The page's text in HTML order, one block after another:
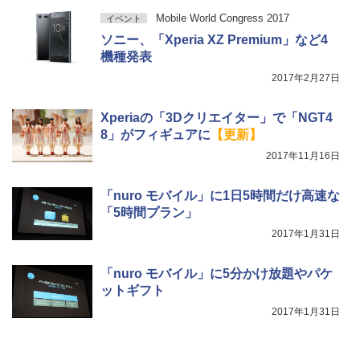
イベント Mobile World Congress 2017
ソニー、「Xperia XZ Premium」など4
機種発表
2017年2月27日
Xperiaの「3Dクリエイター」で「NGT4
8」がフィギュアに 【更新】
2017年11月16日
「nuro モバイル」に1日5時間だけ高速な
「5時間プラン」
2017年1月31日
「nuro モバイル」に5分かけ放題やパケ
ットギフト
2017年1月31日